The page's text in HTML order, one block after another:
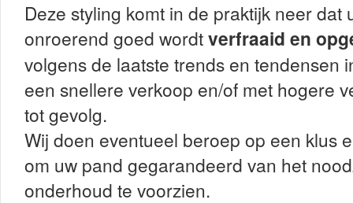
Deze styling komt in de praktijk neer dat
onroerend goed wordtverfraaid en
volgens de laatste trends en tendensen
een snellere verkoop en/of met hogere
tot gevolg.
Wij doen eventueel beroep op een klus
om uw pand gegarandeerd van het
onderhoud te voorzien.